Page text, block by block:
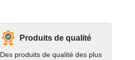
Produits de qualité
Des produits de qualité des plus